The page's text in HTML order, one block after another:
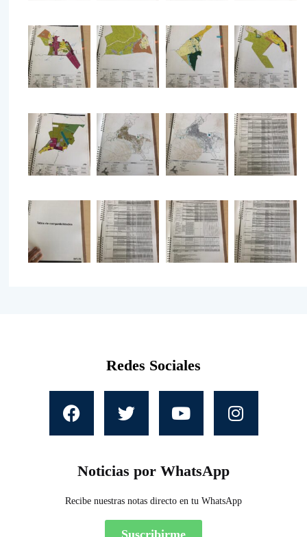
Redes Sociales
Noticias por WhatsApp
Recibe nuestras notas directo en tu WhatsApp